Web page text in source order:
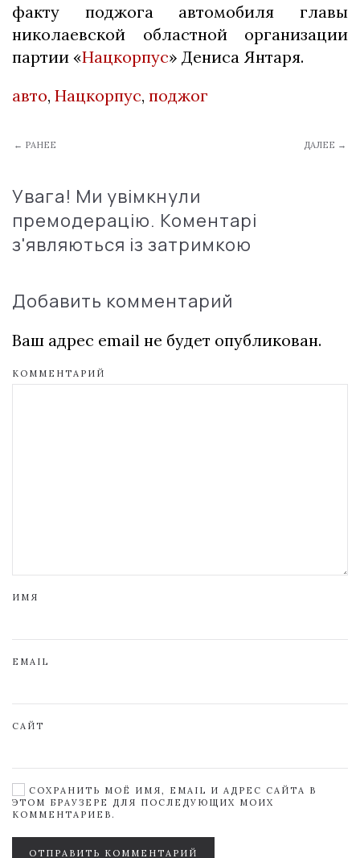
факту поджога автомобиля главы
николаевской областной организации
партии «Нацкорпус» Дениса Янтаря.
авто, Нацкорпус, поджог
← РАНЕЕ ДАЛЕЕ →
Увага! Ми увімкнули
премодерацію. Коментарі
з'являються із затримкою
Добавить комментарий
Ваш адрес email не будет опубликован.
КОММЕНТАРИЙ
ИМЯ
EMAIL
САЙТ
СОХРАНИТЬ МОЁ ИМЯ, EMAIL И АДРЕС САЙТА В
ЭТОМ БРАУЗЕРЕ ДЛЯ ПОСЛЕДУЮЩИХ МОИХ
КОММЕНТАРИЕВ.
ОТПРАВИТЬ КОММЕНТАРИЙ